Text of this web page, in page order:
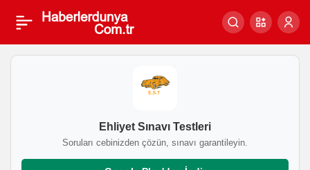
Ehliyet Sınavı Testleri
Soruları cebinizden çözün, sınavı garantileyin.
Başkan Büyükkılıç’ın
Vizyonuyla Camikebir’de
0